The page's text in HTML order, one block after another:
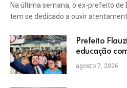
Na última semana, o ex-prefeito de
tem se dedicado a ouvir
Prefeito
educação
do IDEB da
agosto 7, 2026